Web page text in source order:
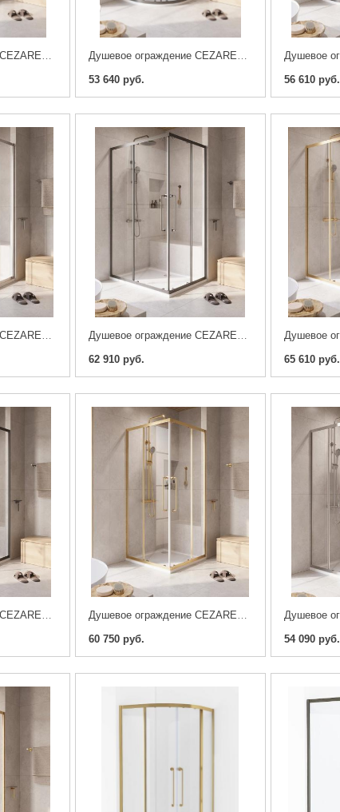
Душевое ограждение CEZARES RELAX-304-R-2-90-C-CR, хром
Душевое ограждение CEZARES RELAX-304-R-2-90-C-GM , оружейная сталь
53 640 руб.
56 610 руб.
Душевое ограждение CEZARES RELAX-304-AH-2-120/90-C-CR, хром
Душевое ограждение CEZARES RELAX-304-AH-2-120/90-C-GM, оружейная сталь
62 910 руб.
65 610 руб.
Душевое ограждение CEZARES RELAX-304-A-2-100-C-GM, оружейная сталь
Душевое ограждение CEZARES RELAX-304-A-2-100-C-BORO , брашированное золото
60 750 руб.
54 090 руб.